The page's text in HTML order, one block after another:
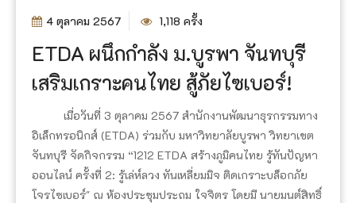
4 ตุลาคม 2567 1,118 ครั้ง
ETDA ผนึกกำลัง ม.บูรพา จันทบุรี
เสริมเกราะคนไทย สู้ภัยไซเบอร์!
เมื่อวันที่ 3 ตุลาคม 2567 สำนักงานพัฒนาธุรกรรมทาง
อิเล็กทรอนิกส์ (ETDA) ร่วมกับ มหาวิทยาลัยบูรพา วิทยาเขต
จันทบุรี จัดกิจกรรม “1212 ETDA สร้างภูมิคนไทย รู้ทันปัญหา
ออนไลน์ ครั้งที่ 2: รู้เล่ห์ลวง ทันเหลี่ยมมิจ ติดเกราะบล็อกภัย
โจรไซเบอร์" ณ ห้องประชุมประถม ใจจิตร โดยมี นายมนต์สิทธิ์